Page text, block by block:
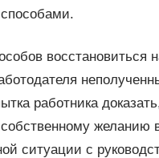
восстановиться
работника
желанию
ситуации с